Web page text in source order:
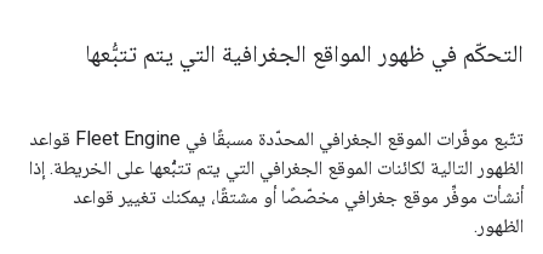
التحكّم في ظهور المواقع الجغرافية التي يتم تتبُّعها
تتّبع موفّرات الموقع الجغرافي المحدّدة مسبقًا في Fleet Engine قواعد
الظهور التالية لكائنات الموقع الجغرافي التي يتم تتبُّعها على الخريطة. إذا
أنشأت موفِّر موقع جغرافي مخصّصًا أو مشتقًا، يمكنك تغيير قواعد
الظهور.